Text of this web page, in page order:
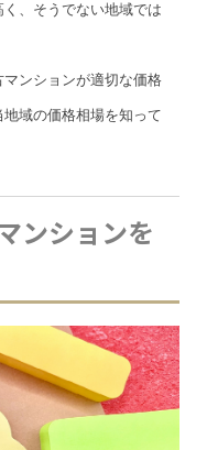
、そうでない地域では
ンションが適切な価格
域の価格相場を知って
ンションを